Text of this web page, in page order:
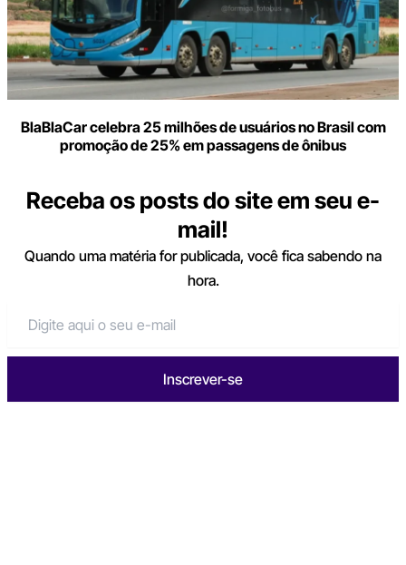
BlaBlaCar celebra 25 milhões de usuários no Brasil com
promoção de 25% em passagens de ônibus
Receba os posts do site em seu e-
mail!
Quando uma matéria for publicada, você fica sabendo na
hora.
Inscrever-se